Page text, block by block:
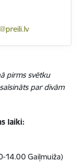
pirms svētku
par divām
laiki:
14.00 Gaiļmuiža)